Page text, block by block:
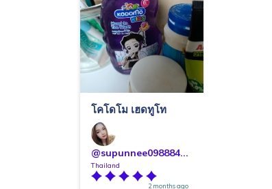
โคโดโม เฮดทูโท
@supunnee098884...
Thailand
2 months ago